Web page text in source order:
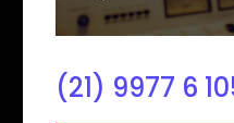
(21) 9977 6